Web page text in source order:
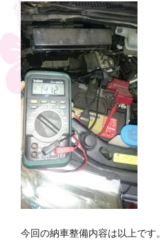
今回の納車整備内容は以上です。